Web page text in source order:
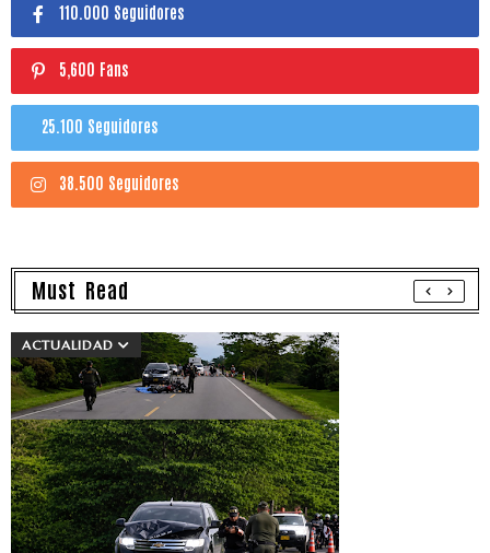
110.000 Seguidores
5,600 Fans
25.100 Seguidores
38.500 Seguidores
Must Read
ACTUALIDAD